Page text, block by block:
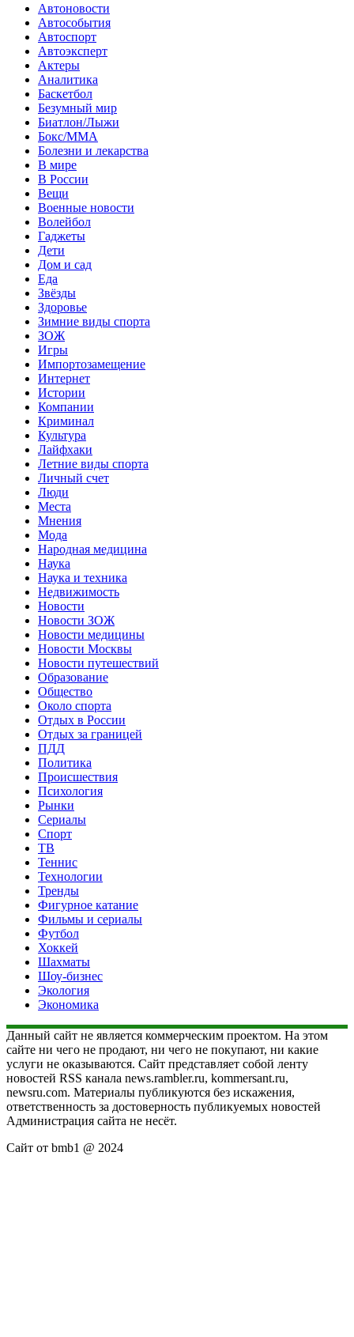
Автоновости
Автособытия
Автоспорт
Автоэксперт
Актеры
Аналитика
Баскетбол
Безумный мир
Биатлон/Лыжи
Бокс/MMA
Болезни и лекарства
В мире
В России
Вещи
Военные новости
Волейбол
Гаджеты
Дети
Дом и сад
Еда
Звёзды
Здоровье
Зимние виды спорта
ЗОЖ
Игры
Импортозамещение
Интернет
Истории
Компании
Криминал
Культура
Лайфхаки
Летние виды спорта
Личный счет
Люди
Места
Мнения
Мода
Народная медицина
Наука
Наука и техника
Недвижимость
Новости
Новости ЗОЖ
Новости медицины
Новости Москвы
Новости путешествий
Образование
Общество
Около спорта
Отдых в России
Отдых за границей
ПДД
Политика
Происшествия
Психология
Рынки
Сериалы
Спорт
ТВ
Теннис
Технологии
Тренды
Фигурное катание
Фильмы и сериалы
Футбол
Хоккей
Шахматы
Шоу-бизнес
Экология
Экономика
Данный сайт не является коммерческим проектом. На этом
сайте ни чего не продают, ни чего не покупают, ни какие
услуги не оказываются. Сайт представляет собой ленту
новостей RSS канала news.rambler.ru, kommersant.ru,
newsru.com. Материалы публикуются без искажения,
ответственность за достоверность публикуемых новостей
Администрация сайта не несёт.
Сайт от bmb1 @ 2024